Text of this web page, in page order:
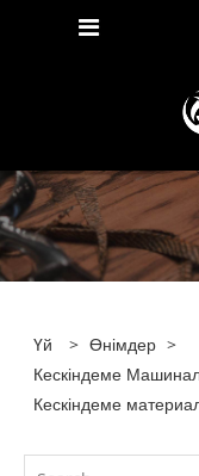
Үй > Өнімдер >
Кескіндеме
Кескіндеме